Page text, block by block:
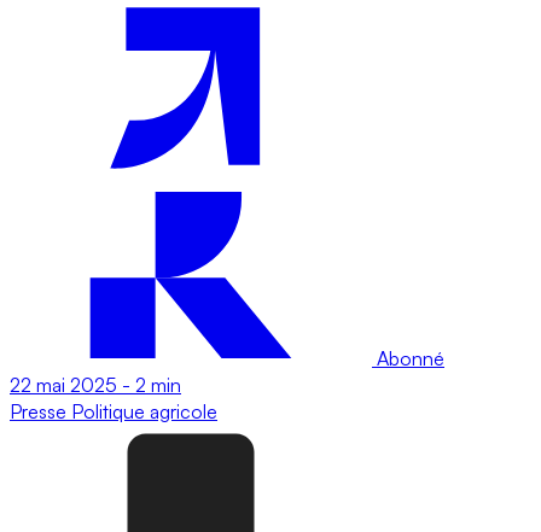
Abonné
22 mai 2025 - 2 min
Presse Politique agricole